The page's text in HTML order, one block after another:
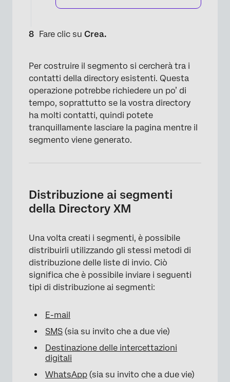
×
Fare clic su Crea.
Per costruire il segmento si cercherà tra i
contatti della directory esistenti. Questa
operazione potrebbe richiedere un po’ di
tempo, soprattutto se la vostra directory
ha molti contatti, quindi potete
tranquillamente lasciare la pagina mentre il
segmento viene generato.
Distribuzione ai segmenti
della Directory XM
Una volta creati i segmenti, è possibile
distribuirli utilizzando gli stessi metodi di
distribuzione delle liste di invio. Ciò
significa che è possibile inviare i seguenti
tipi di distribuzione ai segmenti:
E-mail
SMS (sia su invito che a due vie)
Destinazione delle intercettazioni
digitali
WhatsApp (sia su invito che a due vie)